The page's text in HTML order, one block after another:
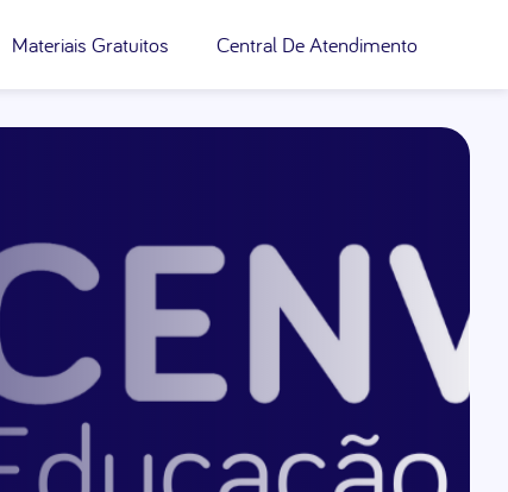
Materiais Gratuitos Central De Atendimento